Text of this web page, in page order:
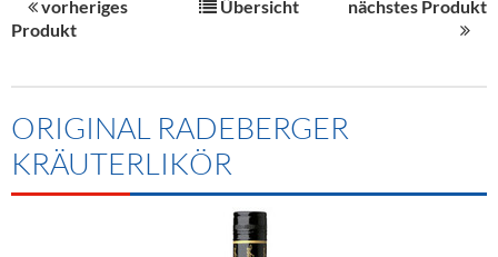
Unser Liefergebiet
Kontakt
Angebote Gastronomie & Großhandel
Neuigkeiten
Termine
MARKEN & PRODUKTE
Sirup
Spirituosen
Kommisionskauf & Lieferbedingungen
Fremddienstleistungen
vorheriges
Produkt
Übersicht nächstes Produkt
ORIGINAL RADEBERGER
KRÄUTERLIKÖR